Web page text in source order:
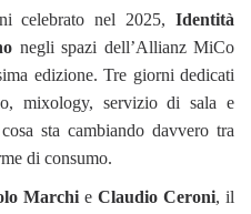
celebrato nel 2025, Identità
negli spazi dell’Allianz MiCo
edizione. Tre giorni dedicati
mixology, servizio di sala e
sta cambiando davvero tra
di consumo.
Marchi eClaudio Ceroni, il